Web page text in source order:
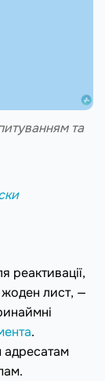
та
реактивації,
жоден лист, —
.
адресатам